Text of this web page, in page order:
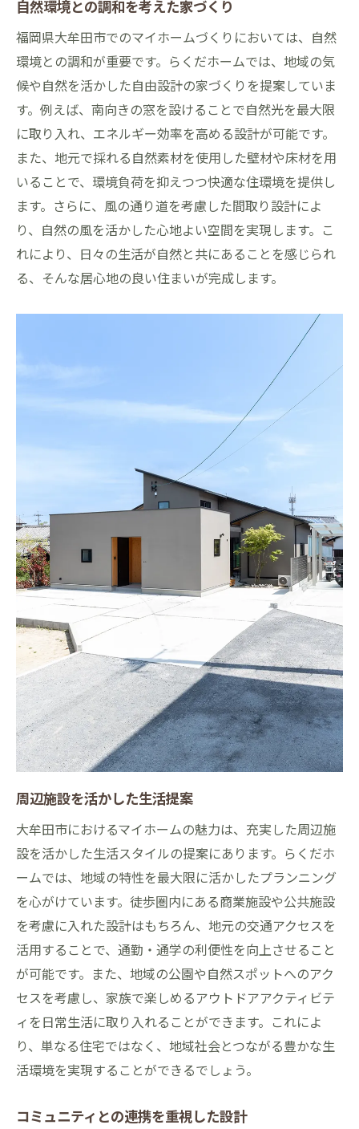
自然環境との調和を考えた家づくり
福岡県大牟田市でのマイホームづくりにおいては、自然
環境との調和が重要です。らくだホームでは、地域の気
候や自然を活かした自由設計の家づくりを提案していま
す。例えば、南向きの窓を設けることで自然光を最大限
に取り入れ、エネルギー効率を高める設計が可能です。
また、地元で採れる自然素材を使用した壁材や床材を用
いることで、環境負荷を抑えつつ快適な住環境を提供し
ます。さらに、風の通り道を考慮した間取り設計によ
り、自然の風を活かした心地よい空間を実現します。こ
れにより、日々の生活が自然と共にあることを感じられ
る、そんな居心地の良い住まいが完成します。
周辺施設を活かした生活提案
大牟田市におけるマイホームの魅力は、充実した周辺施
設を活かした生活スタイルの提案にあります。らくだホ
ームでは、地域の特性を最大限に活かしたプランニング
を心がけています。徒歩圏内にある商業施設や公共施設
を考慮に入れた設計はもちろん、地元の交通アクセスを
活用することで、通勤・通学の利便性を向上させること
が可能です。また、地域の公園や自然スポットへのアク
セスを考慮し、家族で楽しめるアウトドアアクティビテ
ィを日常生活に取り入れることができます。これによ
り、単なる住宅ではなく、地域社会とつながる豊かな生
活環境を実現することができるでしょう。
コミュニティとの連携を重視した設計